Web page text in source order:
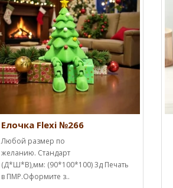
Елочка Flexi №266
Любой размер по
желанию. Стандарт
(Д*Ш*В),мм: (90*100*100) 3д Печать
в ПМР.Оформите з..